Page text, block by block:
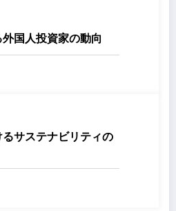
国人投資家の動向
サステナビリティの